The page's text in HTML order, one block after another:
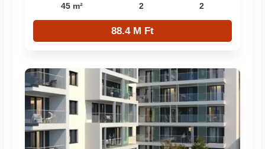
45 m² 2 2
88.4 M Ft